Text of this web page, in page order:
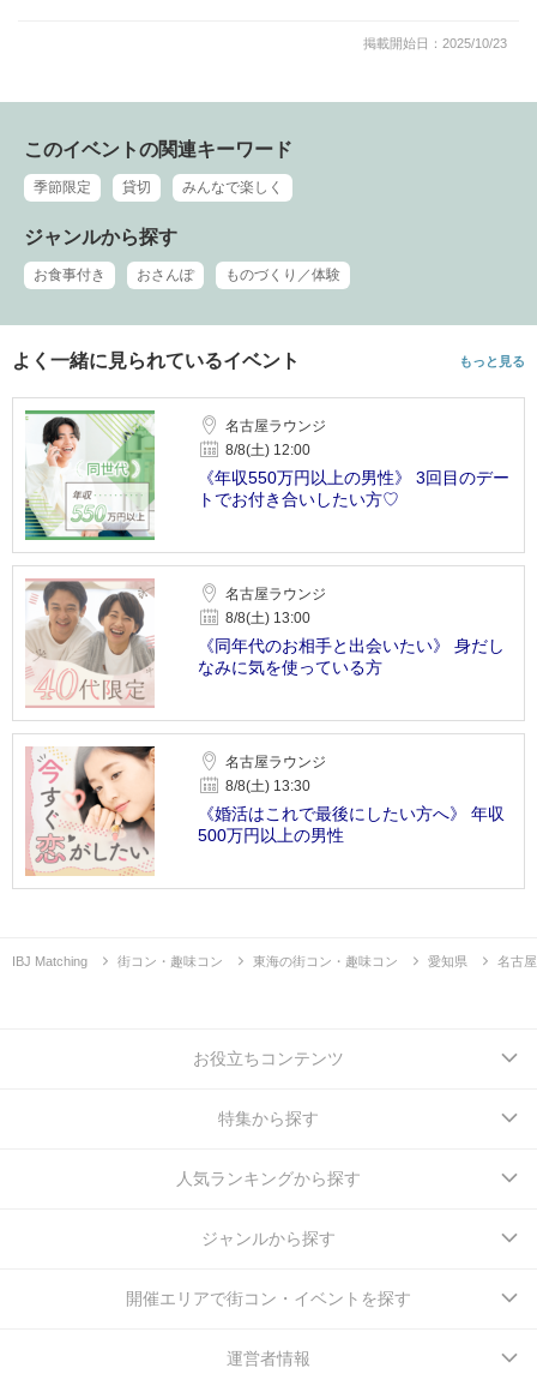
掲載開始日：2025/10/23
このイベントの関連キーワード
季節限定 貸切 みんなで楽しく
ジャンルから探す
お食事付き おさんぽ ものづくり／体験
よく一緒に見られているイベント もっと見る
名古屋ラウンジ
8/8(土) 12:00
《年収550万円以上の男性》 3回目のデー
トでお付き合いしたい方♡
名古屋ラウンジ
8/8(土) 13:00
《同年代のお相手と出会いたい》 身だし
なみに気を使っている方
名古屋ラウンジ
8/8(土) 13:30
《婚活はこれで最後にしたい方へ》 年収
500万円以上の男性
IBJ Matching 街コン・趣味コン 東海の街コン・趣味コン 愛知県 名古屋
お役立ちコンテンツ
特集から探す
人気ランキングから探す
ジャンルから探す
開催エリアで街コン・イベントを探す
運営者情報